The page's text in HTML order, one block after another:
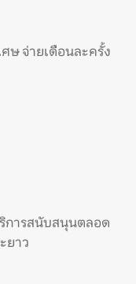
ษ จ่ายเดือนละครั้ง
การสนับสนุนตลอด
ยาว